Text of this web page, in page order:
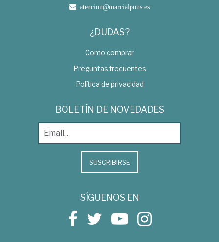
atencion@marcialpons.es
¿DUDAS?
Como comprar
Preguntas frecuentes
Política de privacidad
BOLETÍN DE NOVEDADES
SUSCRIBIRSE
SÍGUENOS EN